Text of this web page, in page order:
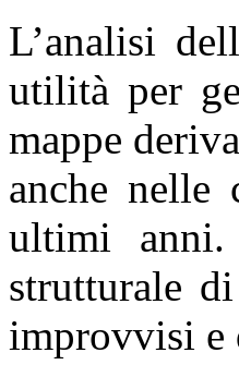
L’analisi
utilità per
mappe
anche nelle
ultimi
strutturale
improvvisi e